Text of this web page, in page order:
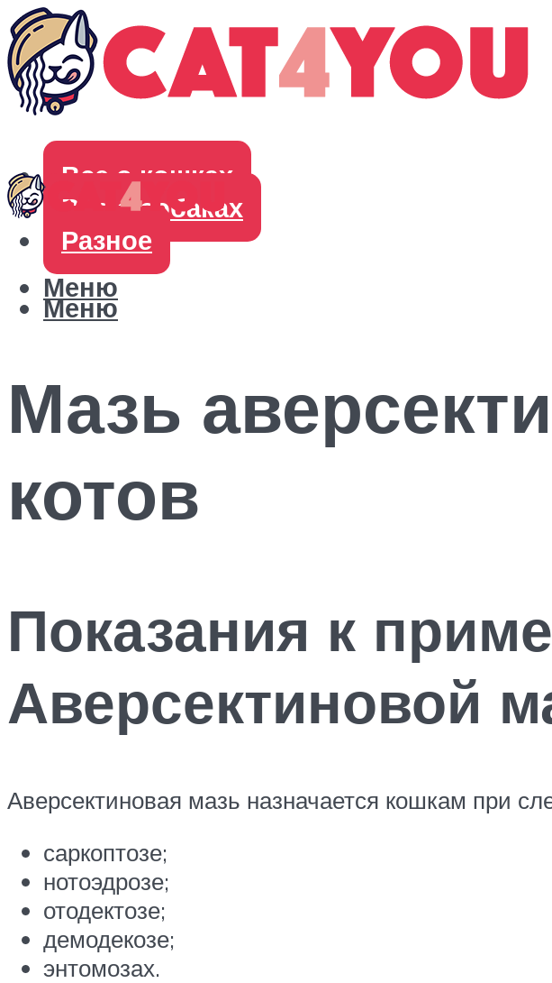
Все о кошках
Все о собаках
Разное
Меню
Меню
Мазь
котов
Показания к
Аверсектиновой
Аверсектиновая мазь назначается кошкам при
саркоптозе;
нотоэдрозе;
отодектозе;
демодекозе;
энтомозах.